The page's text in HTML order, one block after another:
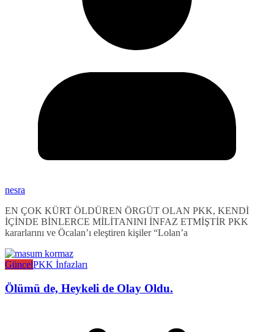
nesra
EN ÇOK KÜRT ÖLDÜREN ÖRGÜT OLAN PKK, KENDİ
İÇİNDE BİNLERCE MİLİTANINI İNFAZ ETMİŞTİR PKK
kararlarını ve Öcalan’ı eleştiren kişiler “Lolan’a
GüncelPKK İnfazları
Ölümü de, Heykeli de Olay Oldu.